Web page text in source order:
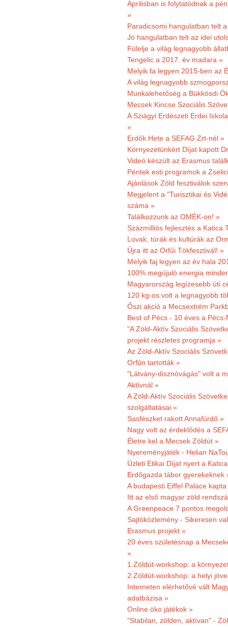
Áprilisban is folytatódnak a
»
Paradicsomi hangulatban telt
Jó hangulatban telt az idei
Fülelje a világ legnagyobb
Tengelic a 2017. év madara »
Melyik fa legyen 2015-ben az
A világ legnagyobb
Munkalehetőség a Bükkösdi
Mecsek Kincse Szociális
A Sziágyi Erdészeti Erdei
»
Erdők Hete a SEFAG Zrt-nél »
Környezetünkért Díjat kapott
Videó készült az Erasmus
Péntek esti programok a
Ajánlások Zöld fesztiválok
Megjelent a "Turisztikai és
száma »
Találkozzunk az OMÉK-on! »
Százmilliós fejlesztés a Katica
Lovak, túrák és kultúrák az
Újra itt az Orfűi Tökfesztivál! »
Melyik faj legyen az év hala
100% megújuló energia
Magyarország legízesebb úti
120 kg-os volt a legnagyobb
Őszi akció a Mecsextrém
Best of Pécs - 10 éves a
"A Zöld-Aktív Szociális
projekt részletes programja »
Az Zöld-Aktív Szociális
Orfűn tartották »
"Látvány-disznóvágás" volt a
Aktívnál »
A Zöld-Aktív Szociális
szolgáltatásai »
Sasfészket rakott Annafürdő »
Nagy volt az érdeklődés a
Életre kel a Mecsek Zöldút »
Nyereményjáték - Helian
Üzleti Etikai Díjat nyert a
Erdőgazda tábor gyerekeknek
A budapesti Eiffel Palace
Itt az első magyar zöld
A Greenpeace 7 pontos
Sajtóközlemény - Sikeresen
Erasmus projekt »
20 éves születésnap a
»
1.Zöldút-workshop: a
2.Zöldút-workshop: a helyi
Interneten elérhetővé vált
adatbázisa »
Online öko játékok »
"Stabilan, zölden, aktívan" -